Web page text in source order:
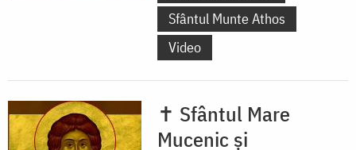
Sfântul Munte Athos
Video
✝ Sfântul Mare
Mucenic și